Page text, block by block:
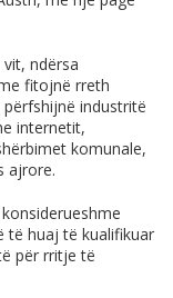
ndërsa
fitojnë rreth
industritë
internetit,
komunale,
ajrore.
të huaj të kualifikuar
për rritje të